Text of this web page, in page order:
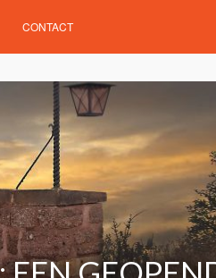
CONTACT